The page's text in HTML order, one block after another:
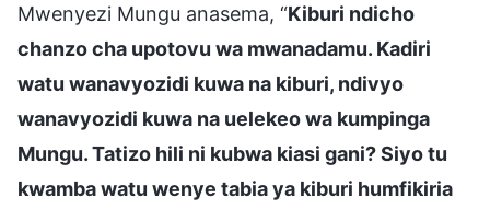
Mwenyezi Mungu anasema, “Kiburi ndicho
chanzo cha upotovu wa mwanadamu. Kadiri
watu wanavyozidi kuwa na kiburi, ndivyo
wanavyozidi kuwa na uelekeo wa kumpinga
Mungu. Tatizo hili ni kubwa kiasi gani? Siyo tu
kwamba watu wenye tabia ya kiburi humfikiria